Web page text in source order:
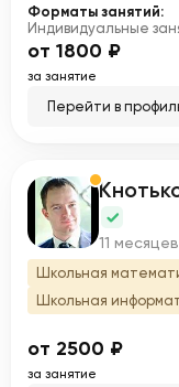
Форматы занятий:
Индивидуальные
от 1800 ₽
за занятие
Перейти в
К 11
Школьная
Школьная
от 2500 ₽
за занятие